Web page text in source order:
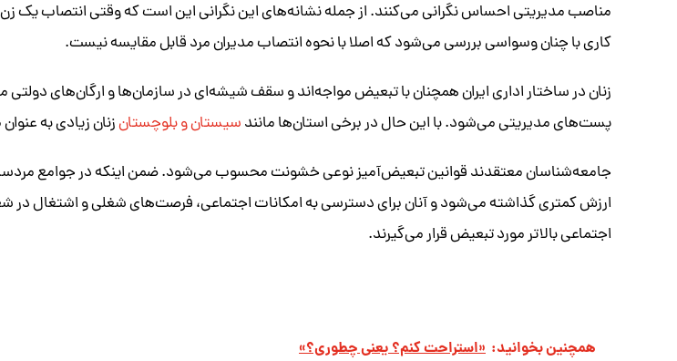
مناصب مدیریتی احساس نگرانی می‌کنند. از جمله نشانه‌های این نگرانی این است که وقتی انتصاب یک
کاری با چنان وسواسی بررسی می‌شود که اصلا با نحوه انتصاب مدیران مرد قابل مقایسه نیست.
زنان در ساختار اداری ایران همچنان با تبعیض مواجه‌اند و سقف شیشه‌ای در سازمان‌ها و ارگان‌های دولتی
پست‌های مدیریتی می‌شود. با این حال در برخی استان‌ها مانندسیستان و بلوچستانزنان زیادی به
جامعه‌شناسان معتقدند قوانین تبعیض‌آمیز نوعی خشونت محسوب می‌شود. ضمن اینکه در جوامع
ارزش کمتری گذاشته می‌شود و آنان برای دسترسی به امکانات اجتماعی، فرصت‌های شغلی و اشتغال در
اجتماعی بالاتر مورد تبعیض قرار می‌گیرند.
همچنین بخوانید: «استراحت کنم؟ یعنی چطوری؟»